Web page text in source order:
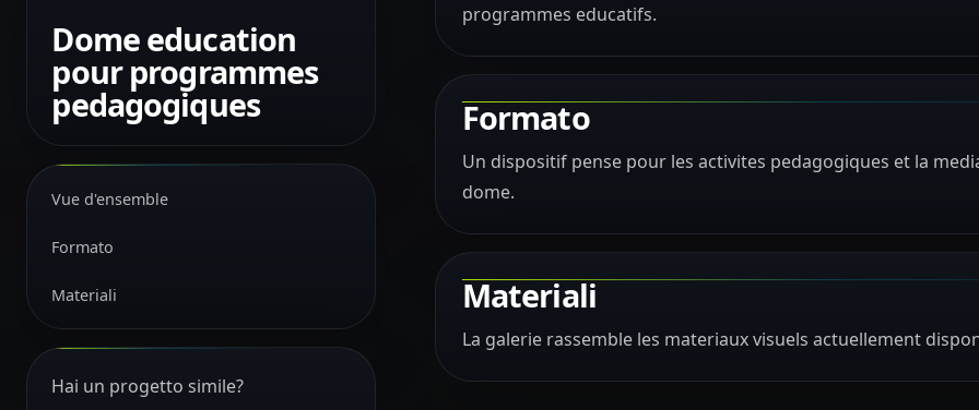
Dome education
pour programmes
pedagogiques
Vue d'ensemble
Formato
Materiali
Hai un progetto simile?
programmes educatifs.
Formato
Un dispositif pense pour les activites pedagogiques et la
dome.
Materiali
La galerie rassemble les materiaux visuels actuellement